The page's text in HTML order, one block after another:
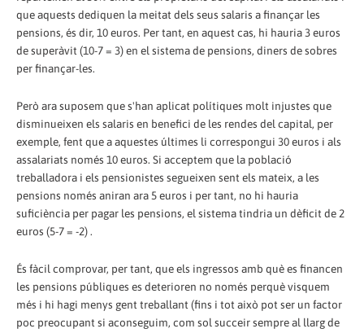
que aquests dediquen la meitat dels seus salaris a finançar les
pensions, és dir, 10 euros. Per tant, en aquest cas, hi hauria 3 euros
de superàvit (10-7 = 3) en el sistema de pensions, diners de sobres
per finançar-les.
Però ara suposem que s'han aplicat polítiques molt injustes que
disminueixen els salaris en benefici de les rendes del capital, per
exemple, fent que a aquestes últimes li correspongui 30 euros i als
assalariats només 10 euros. Si acceptem que la població
treballadora i els pensionistes segueixen sent els mateix, a les
pensions només aniran ara 5 euros i per tant, no hi hauria
suficiència per pagar les pensions, el sistema tindria un dèficit de 2
euros (5-7 = -2) .
És fàcil comprovar, per tant, que els ingressos amb què es financen
les pensions públiques es deterioren no només perquè visquem
més i hi hagi menys gent treballant (fins i tot això pot ser un factor
poc preocupant si aconseguim, com sol succeir sempre al llarg de